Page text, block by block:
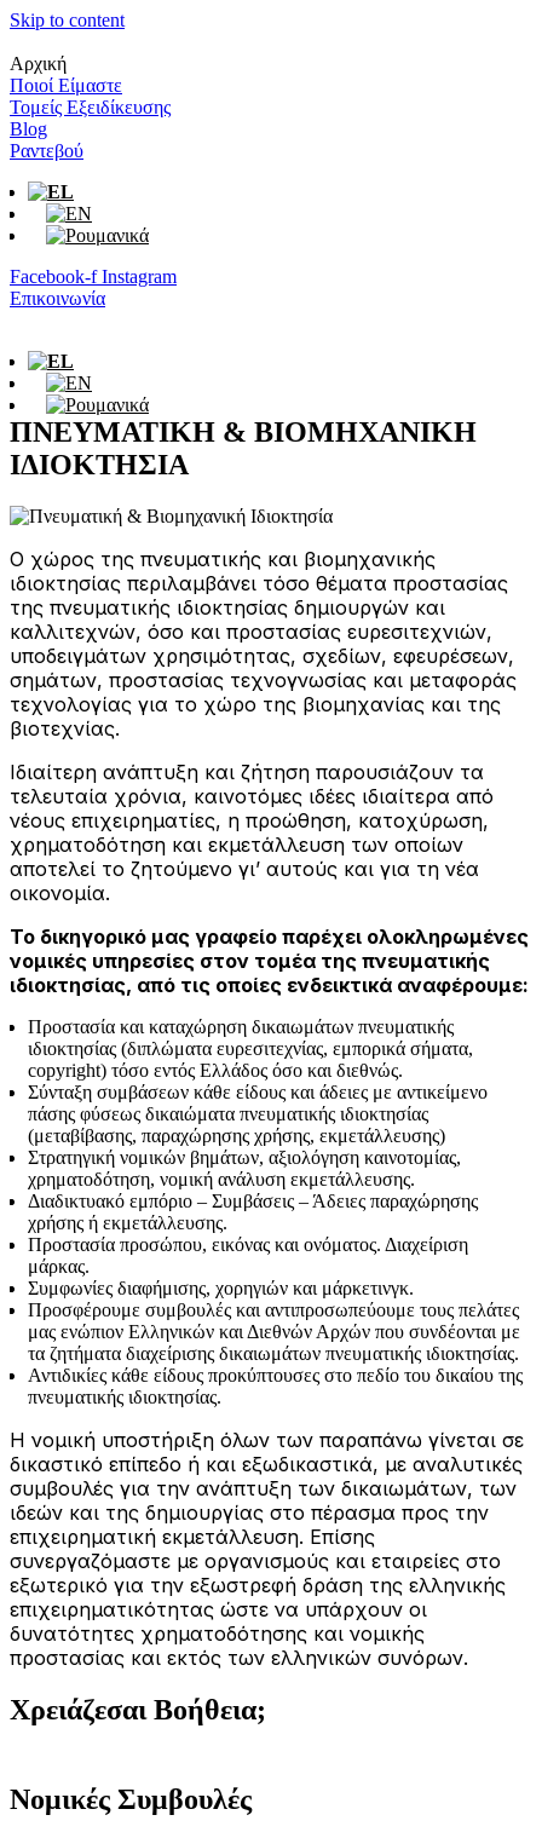
Skip to content
Αρχική
Ποιοί Είμαστε
Τομείς Εξειδίκευσης
Blog
Ραντεβού
Facebook-f Instagram
Επικοινωνία
ΠΝΕΥΜΑΤΙΚΗ & ΒΙΟΜΗΧΑΝΙΚΗ
ΙΔΙΟΚΤΗΣΙΑ
Ο χώρος της πνευματικής και βιομηχανικής
ιδιοκτησίας περιλαμβάνει τόσο θέματα προστασίας
της πνευματικής ιδιοκτησίας δημιουργών και
καλλιτεχνών, όσο και προστασίας ευρεσιτεχνιών,
υποδειγμάτων χρησιμότητας, σχεδίων, εφευρέσεων,
σημάτων, προστασίας τεχνογνωσίας και μεταφοράς
τεχνολογίας για το χώρο της βιομηχανίας και της
βιοτεχνίας.
Ιδιαίτερη ανάπτυξη και ζήτηση παρουσιάζουν τα
τελευταία χρόνια, καινοτόμες ιδέες ιδιαίτερα από
νέους επιχειρηματίες, η προώθηση, κατοχύρωση,
χρηματοδότηση και εκμετάλλευση των οποίων
αποτελεί το ζητούμενο γι’ αυτούς και για τη νέα
οικονομία.
Το δικηγορικό μας γραφείο παρέχει ολοκληρωμένες
νομικές υπηρεσίες στον τομέα της πνευματικής
ιδιοκτησίας, από τις οποίες ενδεικτικά αναφέρουμε:
Προστασία και καταχώρηση δικαιωμάτων πνευματικής
ιδιοκτησίας (διπλώματα ευρεσιτεχνίας, εμπορικά σήματα,
copyright) τόσο εντός Ελλάδος όσο και διεθνώς.
Σύνταξη συμβάσεων κάθε είδους και άδειες με αντικείμενο
πάσης φύσεως δικαιώματα πνευματικής ιδιοκτησίας
(μεταβίβασης, παραχώρησης χρήσης, εκμετάλλευσης)
Στρατηγική νομικών βημάτων, αξιολόγηση καινοτομίας,
χρηματοδότηση, νομική ανάλυση εκμετάλλευσης.
Διαδικτυακό εμπόριο – Συμβάσεις – Άδειες παραχώρησης
χρήσης ή εκμετάλλευσης.
Προστασία προσώπου, εικόνας και ονόματος. Διαχείριση
μάρκας.
Συμφωνίες διαφήμισης, χορηγιών και μάρκετινγκ.
Προσφέρουμε συμβουλές και αντιπροσωπεύουμε τους πελάτες
μας ενώπιον Ελληνικών και Διεθνών Αρχών που συνδέονται με
τα ζητήματα διαχείρισης δικαιωμάτων πνευματικής ιδιοκτησίας.
Αντιδικίες κάθε είδους προκύπτουσες στο πεδίο του δικαίου της
πνευματικής ιδιοκτησίας.
Η νομική υποστήριξη όλων των παραπάνω γίνεται σε
δικαστικό επίπεδο ή και εξωδικαστικά, με αναλυτικές
συμβουλές για την ανάπτυξη των δικαιωμάτων, των
ιδεών και της δημιουργίας στο πέρασμα προς την
επιχειρηματική εκμετάλλευση. Επίσης
συνεργαζόμαστε με οργανισμούς και εταιρείες στο
εξωτερικό για την εξωστρεφή δράση της ελληνικής
επιχειρηματικότητας ώστε να υπάρχουν οι
δυνατότητες χρηματοδότησης και νομικής
προστασίας και εκτός των ελληνικών συνόρων.
Χρειάζεσαι Βοήθεια;
Νομικές Συμβουλές